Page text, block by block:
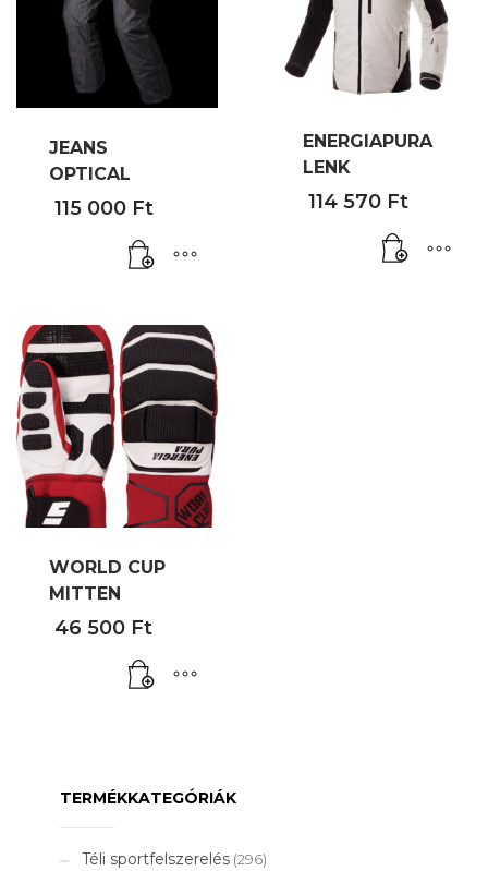
JEANS
OPTICAL
115 000 Ft
ENERGIAPURA
LENK
114 570 Ft
WORLD CUP
MITTEN
46 500 Ft
TERMÉKKATEGÓRIÁK
Téli sportfelszerelés (296)